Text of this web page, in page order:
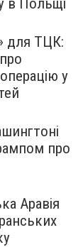
в Польщі
для ТЦК:
у
про
Аравія